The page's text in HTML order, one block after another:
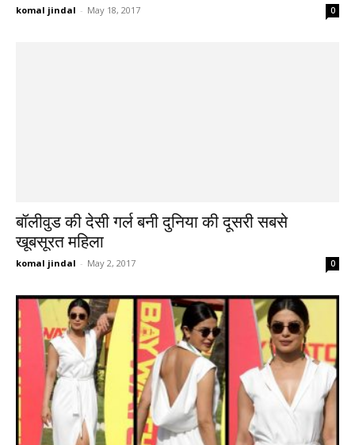
komal jindal - May 18, 2017 0
बॉलीवुड की देसी गर्ल बनी दुनिया की दूसरी सबसे
खूबसूरत महिला
komal jindal - May 2, 2017 0